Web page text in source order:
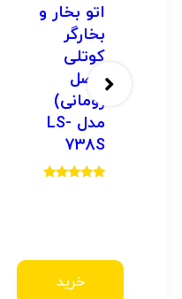
اتو بخار و
بخارگر
کوتلی
(اصل
رومانی)
مدل LS-
738S
خرید